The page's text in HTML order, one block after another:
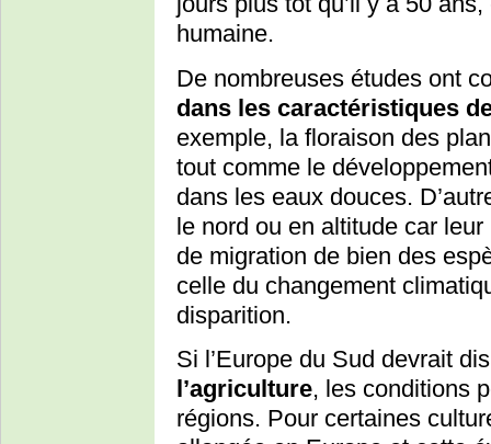
humaine.
De nombreuses études ont
dans les caractéristiques
exemple, la floraison des
tout comme le
dans les eaux douces.
le nord ou en altitude car
de migration de bien des
celle du changement
disparition.
Si l’Europe du Sud devrait
l’agriculture, les conditions
régions. Pour certaines